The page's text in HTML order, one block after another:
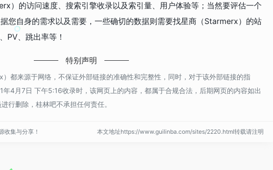
）的访问速度、搜索引擎收录以及索引量、用户体验等；当然要评估一个
您自身的需求以及需要，一些确切的数据则需要找星商（Starmerx）的站
PV、跳出率等！
特别声明
都来源于网络，不保证外部链接的准确性和完整性，同时，对于该外部链接的指
4月7日 下午5:16收录时，该网页上的内容，都属于合规合法，后期网页的内容如出
行删除，桂林吧不承担任何责任。
收集与分享！ 本文地址https://www.guilinba.com/sites/2220.html转载请注明